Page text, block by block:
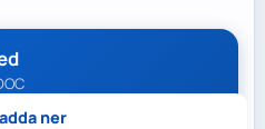
ner